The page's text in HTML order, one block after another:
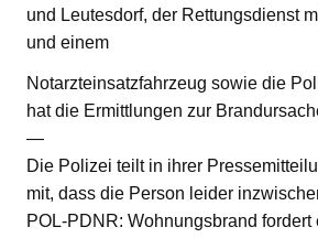
und Leutesdorf, der Rettungsdienst
und einem
Notarzteinsatzfahrzeug sowie die
hat die Ermittlungen zur
—
Die Polizei teilt in ihrer
mit, dass die Person leider
POL-PDNR: Wohnungsbrand fordert